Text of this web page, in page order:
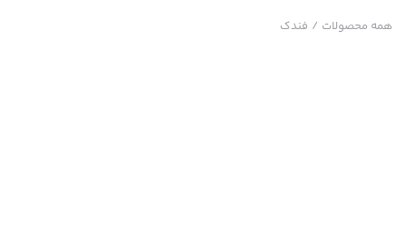
همه محصولات / فندک